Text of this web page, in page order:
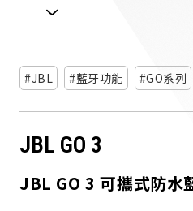
JBL 藍牙功能 GO系列
JBL GO 3
JBL GO 3 可攜式防水